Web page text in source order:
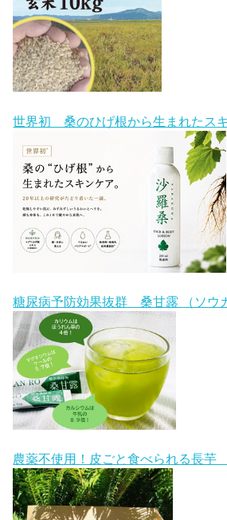
世界初 桑のひげ根から生まれたス
糖尿病予防効果抜群 桑甘露 （ソウ
農薬不使用！皮ごと食べられる長芋